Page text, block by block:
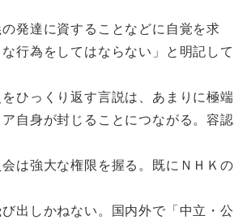
発達に資することなどに自覚を求
行為をしてはならない」と明記して
ひっくり返す言説は、あまりに極端
自身が封じることにつながる。容認
は強大な権限を握る。既にＮＨＫの
出しかねない。国内外で「中立・公